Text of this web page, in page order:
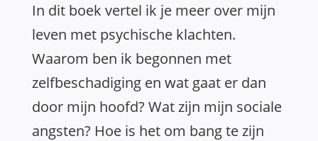
In dit boek vertel ik je meer over mijn
leven met psychische klachten.
Waarom ben ik begonnen met
zelfbeschadiging en wat gaat er dan
door mijn hoofd? Wat zijn mijn sociale
angsten? Hoe is het om bang te zijn